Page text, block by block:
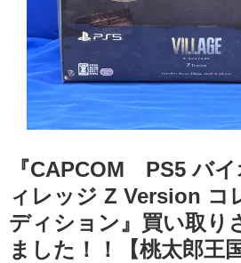
『CAPCOM PS5 ​バ
ィレッジ ​Z ​Version ​コ
ディション』買い取り
ました！！【桃太郎王